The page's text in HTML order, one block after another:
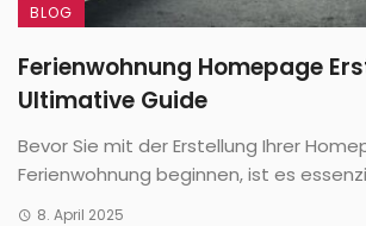
BLOG
Ferienwohnung Homepage
Ultimative Guide
Bevor Sie mit der Erstellung Ihrer
Ferienwohnung beginnen, ist es
8. April 2025